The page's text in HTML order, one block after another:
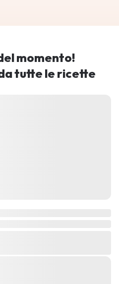
momento!
tutte le ricette